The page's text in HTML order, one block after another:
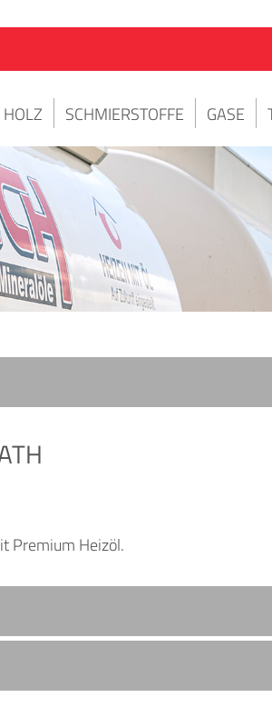
HOLZ SCHMIERSTOFFE GASE
Premium Heizöl.